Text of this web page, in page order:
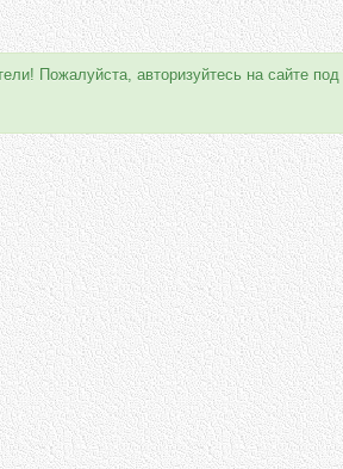
Пожалуйста, авторизуйтесь на сайте под